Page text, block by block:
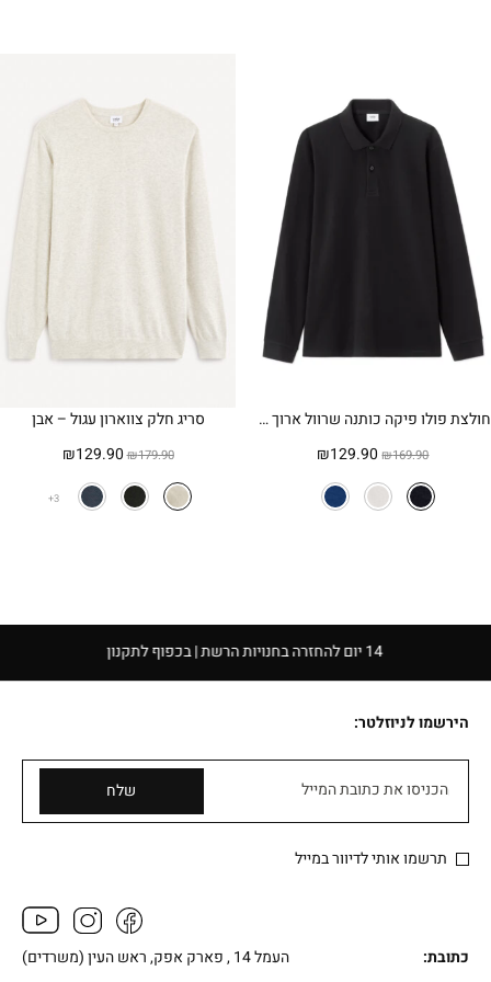
חולצת פולו פיקה כותנה שרוול ארוך – שחור
₪169.90
המחיר
היה:
₪129.90 המחיר
סריג חלק צווארון עגול – אבן
₪179.90
המחיר
היה:
₪129.90
הוא:
3
14 יום להחזרה בחנויות הרשת | בכפוף לתקנון
הירשמו לניוזלטר:
הכניסו את כתובת המייל שלח
תרשמו אותי לדיוור במייל
כתובת:
העמל 14 , פארק אפק, ראש העין (משרדים)